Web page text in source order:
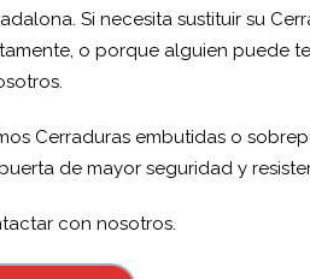
Si necesita sustituir su
o porque alguien puede
Cerraduras embutidas o
de mayor seguridad y
con nosotros.